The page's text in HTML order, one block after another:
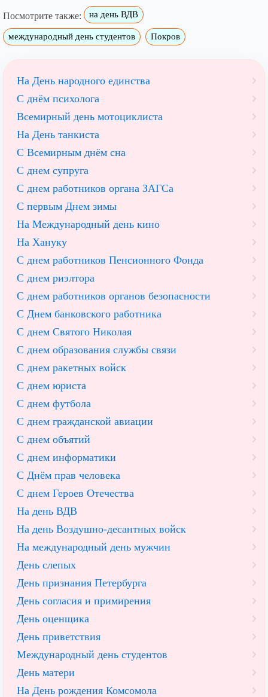
Посмотрите также: на день ВДВ
международный день студентов Покров
На День народного единства
С днём психолога
Всемирный день мотоциклиста
На День танкиста
С Всемирным днём сна
С днем супруга
С днем работников органа ЗАГСа
С первым Днем зимы
На Международный день кино
На Хануку
С днем работников Пенсионного Фонда
С днем риэлтора
С днем работников органов безопасности
С Днем банковского работника
С днем Святого Николая
С днем образования службы связи
С днем ракетных войск
С днем юриста
С днем футбола
С днем гражданской авиации
С днем объятий
С днем информатики
С Днём прав человека
С днем Героев Отечества
На день ВДВ
На день Воздушно-десантных войск
На международный день мужчин
День слепых
День признания Петербурга
День согласия и примирения
День оценщика
День приветствия
Международный день студентов
День матери
На День рождения Комсомола